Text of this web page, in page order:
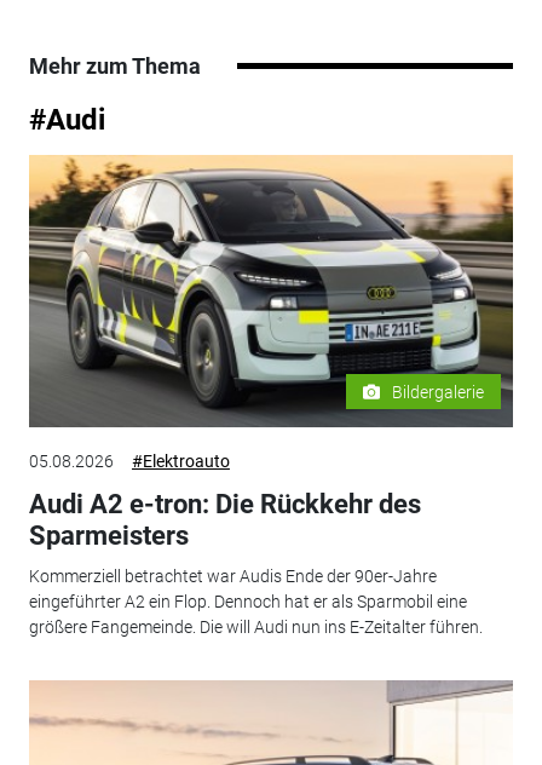
Mehr zum Thema
#Audi
Bildergalerie
05.08.2026 #Elektroauto
Audi A2 e-tron: Die Rückkehr des
Sparmeisters
Kommerziell betrachtet war Audis Ende der 90er-Jahre
eingeführter A2 ein Flop. Dennoch hat er als Sparmobil eine
größere Fangemeinde. Die will Audi nun ins E-Zeitalter führen.